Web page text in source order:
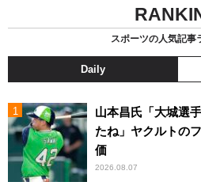
スポーツの人気記事
Daily
山本昌氏「大城選
たね」ヤクルトの
価
2026.08.07